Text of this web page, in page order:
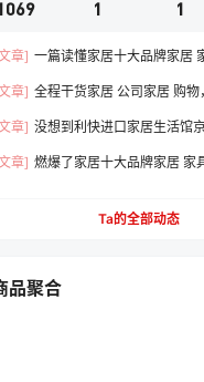
1 1
章] 一篇读懂家居十大品牌家居
章] 全程干货家居 公司家居 购物
章] 没想到利快进口家居生活馆
章] 燃爆了家居十大品牌家居 家
Ta的全部动态
品聚合